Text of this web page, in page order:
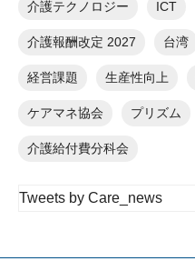
介護テクノロジー ICT
介護報酬改定 2027 台湾
経営課題 生産性向上
ケアマネ協会 プリズム
介護給付費分科会
Tweets by Care_news